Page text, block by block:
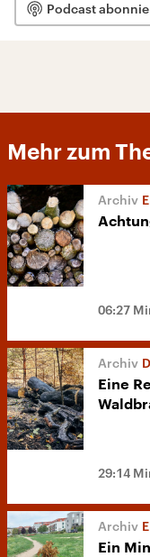
Podcast
Mehr zum
06:27
Eine
29:14
Ein